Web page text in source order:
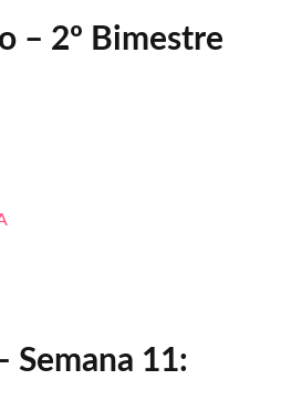
– 2º Bimestre
Semana 11: